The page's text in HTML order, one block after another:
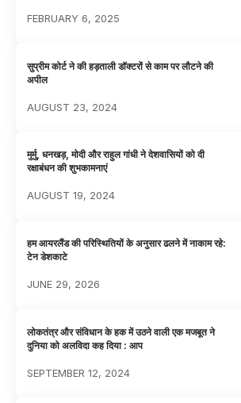
FEBRUARY 6, 2025
सुप्रीम कोर्ट ने की हड़ताली डॉक्टरों से काम पर लौटने की
अपील
AUGUST 23, 2024
मुर्मु, धनखड़, मोदी और राहुल गांधी ने देशवासियों को दी
रक्षाबंधन की शुभकामनाएं
AUGUST 19, 2024
हम आयरलैंड की परिस्थितियों के अनुसार ढलने में नाकाम रहे:
टेन डेशकाटे
JUNE 29, 2026
लोकतंत्र और संविधान के हक में उठने वाली एक मजबूत ने
दुनिया को अलविदा कह दिया : आप
SEPTEMBER 12, 2024